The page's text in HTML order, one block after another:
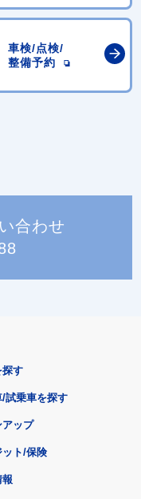
車検/点検/
整備予約
合わせ
探す
/試乗車を探す
アップ
ット/保険